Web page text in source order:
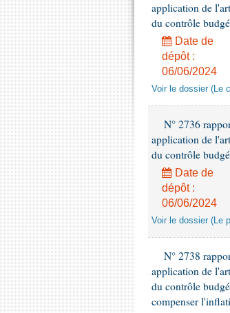
application de
du contrôle
Date de
dépôt :
06/06/2024
Voir le dossier (Le
N° 2736
application de
du contrôle
Date de
dépôt :
06/06/2024
Voir le dossier (Le
N° 2738
application de
du contrôle
compenser